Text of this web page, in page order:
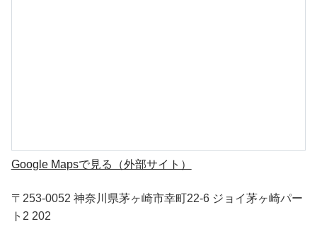
Google Mapsで見る（外部サイト）
〒253-0052 神奈川県茅ヶ崎市幸町22-6 ジョイ茅ヶ崎パー
ト2 202